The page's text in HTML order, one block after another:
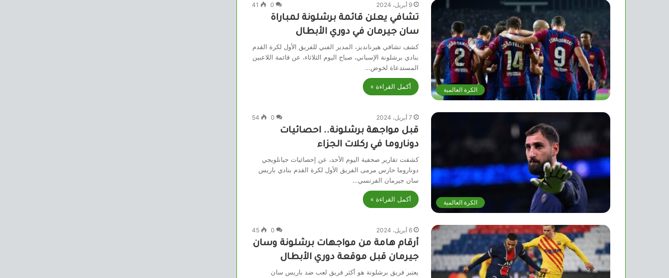
الكرة العالمية
9 أبريل، 2024 0
41
تشافي يعلن قائمة برشلونة لمباراة
سان جيرمان في دوري الأبطال
كشف تشافي هيرنانديز، المدير الفني للفريق الأول لكرة القدم
بنادي برشلونة الإسباني، صباح اليوم الثلاثاء، عن قائمة اللاعبين
المستدعاة لخوض…
أكمل القراءة »
الكرة العالمية
7 أبريل، 2024 0
54
قبل مواجهة برشلونة.. احصائيات
دوناروما في ركلات الجزاء
كشفت تقارير صحفية اليوم الأحد، عن إحصائيات جيانلويجي
دوناروما حارس مرمى الفريق الأول لكرة القدم بنادي باريس
سان جيرمان الفرنسي…
أكمل القراءة »
6 أبريل، 2024 0
45
أرقام هامة من مواجهات برشلونة وسان
جيرمان قبل موقعة دوري الأبطال
يعتبر فريق برشلونة هو أكثر فريق لعب ضد باريس سان